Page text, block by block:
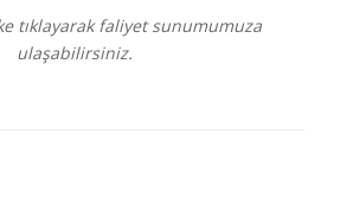
tıklayarak faliyet sunumumuza
ulaşabilirsiniz.